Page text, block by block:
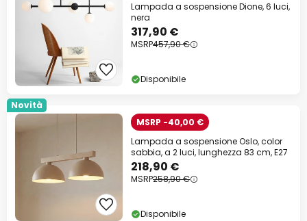
Lampada a sospensione Dione, 6 luci,
nera
317,90 €
MSRP457,90 €
Disponibile
Novità
MSRP -40,00 €
Lampada a sospensione Oslo, color
sabbia, a 2 luci, lunghezza 83 cm, E27
218,90 €
MSRP258,90 €
Disponibile